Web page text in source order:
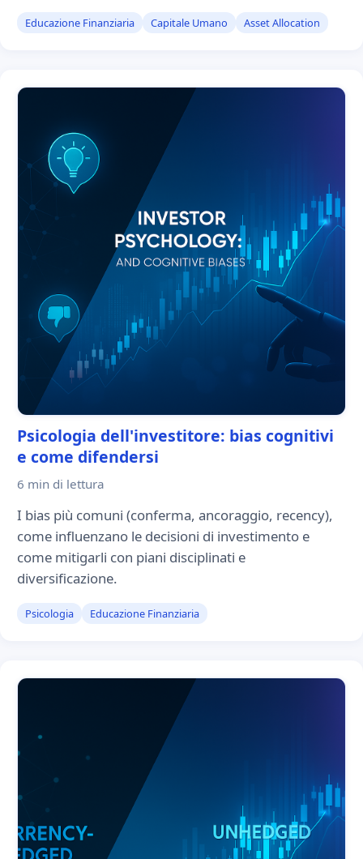
Educazione Finanziaria Capitale Umano Asset Allocation
Psicologia dell'investitore: bias cognitivi
e come difendersi
6 min di lettura
I bias più comuni (conferma, ancoraggio, recency),
come influenzano le decisioni di investimento e
come mitigarli con piani disciplinati e
diversificazione.
Psicologia Educazione Finanziaria